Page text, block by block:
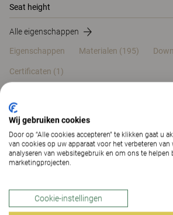
Seat height
Alle eigenschappen
Eigenschappen Materialen (195)
Certificaten (1)
Certificaten
NEPD-5506-4803-EN
Eigenschappen
Wij gebruiken cookies
Door op “Alle cookies accepteren” te klikken gaat u
van cookies op uw apparaat voor het verbeteren van
analyseren van websitegebruik en om ons te helpen
marketingprojecten.
Cookie-instellingen